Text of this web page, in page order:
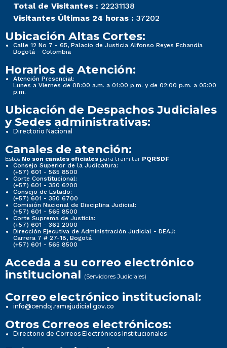
Total de Visitantes : 22231138
Visitantes Últimas 24 horas : 37202
Ubicación Altas Cortes:
Calle 12 No 7 - 65, Palacio de Justicia Alfonso Reyes Echandía
Bogotá - Colombia
Horarios de Atención:
Atención Presencial:
Lunes a Viernes de 08:00 a.m. a 01:00 p.m. y de 02:00 p.m. a 05:00
p.m.
Ubicación de Despachos Judiciales
y Sedes administrativas:
Directorio Nacional
Canales de atención:
Estos No son canales oficiales para tramitar PQRSDF
Consejo Superior de la Judicatura:
(+57) 601 - 565 8500
Corte Constitucional:
(+57) 601 - 350 6200
Consejo de Estado:
(+57) 601 - 350 6700
Comisión Nacional de Disciplina Judicial:
(+57) 601 - 565 8500
Corte Suprema de Justicia:
(+57) 601 - 362 2000
Dirección Ejecutiva de Administración Judicial - DEAJ:
Carrera 7 # 27-18, Bogotá
(+57) 601 - 565 8500
Acceda a su correo electrónico
institucional (Servidores Judiciales)
Correo electrónico institucional:
info@cendoj.ramajudicial.gov.co
Otros Correos electrónicos:
Directorio de Correos Electrónicos Institucionales